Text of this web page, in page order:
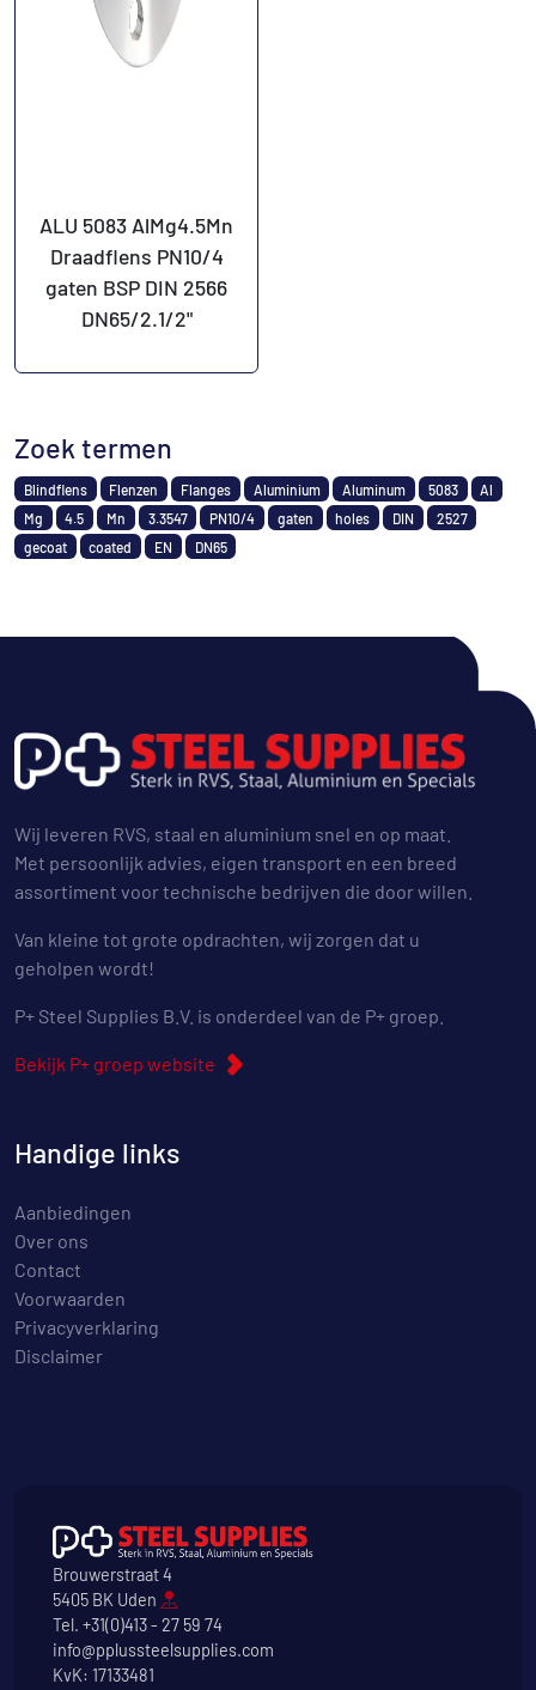
ALU 5083 AlMg4.5Mn
Draadflens PN10/4
gaten BSP DIN 2566
DN65/2.1/2"
Zoek termen
Blindflens Flenzen Flanges Aluminium Aluminum 5083
Al
Mg
4.5 Mn 3.3547 PN10/4 gaten holes DIN
2527
gecoat
coated EN DN65
Wij leveren RVS, staal en aluminium snel en op maat.
Met persoonlijk advies, eigen transport en een breed
assortiment voor technische bedrijven die door willen.
Van kleine tot grote opdrachten, wij zorgen dat u
geholpen wordt!
P+ Steel Supplies B.V. is onderdeel van de P+ groep.
Bekijk P+ groep website
Handige links
Aanbiedingen
Over ons
Contact
Voorwaarden
Privacyverklaring
Disclaimer
Brouwerstraat 4
5405 BK Uden
Tel. +31(0)413 - 27 59 74
info@pplussteelsupplies.com
KvK: 17133481